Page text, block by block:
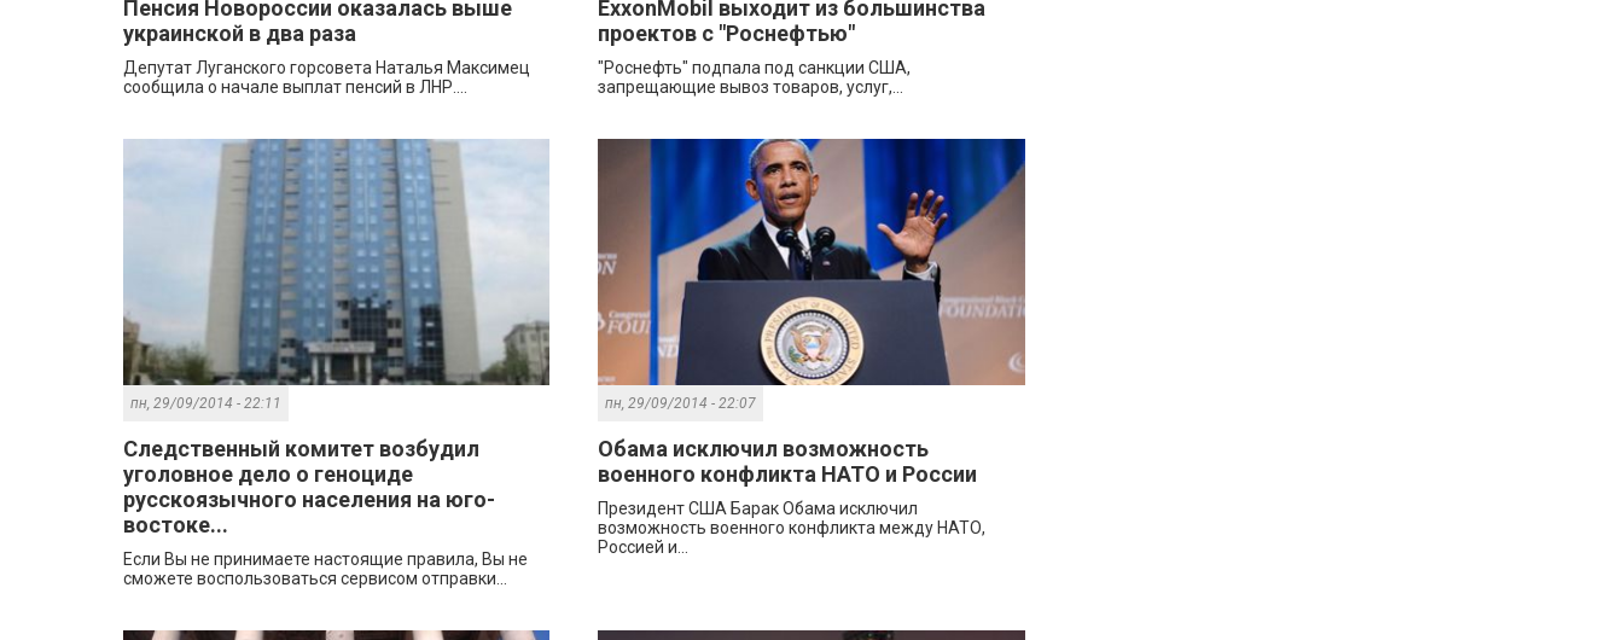
Пенсия Новороссии оказалась выше
украинской в два раза
Депутат Луганского горсовета Наталья Максимец
сообщила о начале выплат пенсий в ЛНР....
ExxonMobil выходит из большинства
проектов с "Роснефтью"
"Роснефть" подпала под санкции США,
запрещающие вывоз товаров, услуг,...
пн, 29/09/2014 - 22:11
Следственный комитет возбудил
уголовное дело о геноциде
русскоязычного населения на юго-
востоке...
Если Вы не принимаете настоящие правила, Вы не
сможете воспользоваться сервисом отправки...
пн, 29/09/2014 - 22:07
Обама исключил возможность
военного конфликта НАТО и России
Президент США Барак Обама исключил
возможность военного конфликта между НАТО,
Россией и...